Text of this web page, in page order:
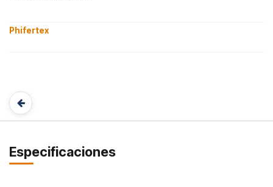
Phifertex
Especificaciones